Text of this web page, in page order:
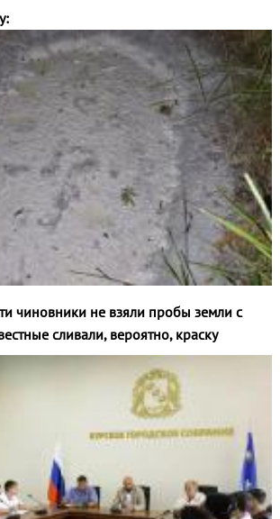
чиновники не взяли пробы земли с
сливали, вероятно, краску